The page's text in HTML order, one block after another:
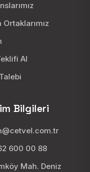
Ortaklarımız
Al
Bilgileri
600 00 88
Mah. Deniz